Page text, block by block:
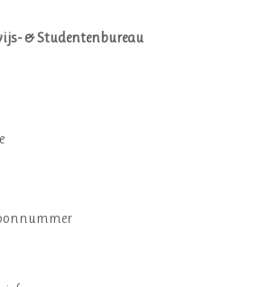
& Studentenbureau